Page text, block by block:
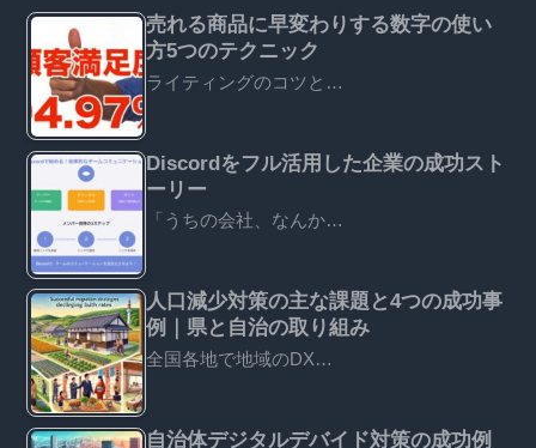
売れる商品に早変わりする数字の使い
方5つのテクニック
ライティングのコツと…
Discordをフル活用した企業の成功スト
ーリー
「うちの会社、なんか…
人口減少対策の主な課題と4つの成功事
例｜県と自治の取り組み
全国各地で地域のDX…
自治体デジタルデバイド対策の成功例